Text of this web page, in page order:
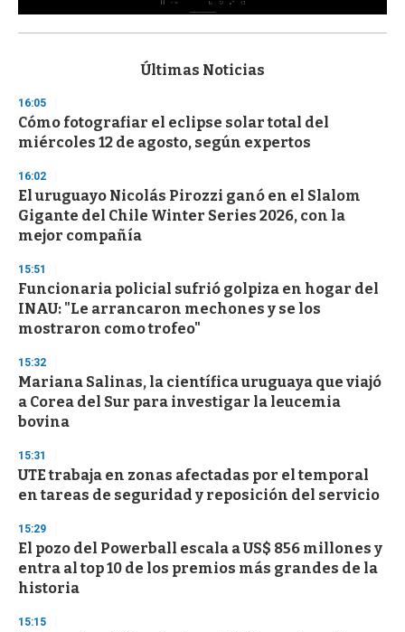
s
d
s
o
f
3
s
e
c
o
d
s
Últimas Noticias
16:05
Cómo fotografiar el eclipse solar total del
miércoles 12 de agosto, según expertos
16:02
El uruguayo Nicolás Pirozzi ganó en el Slalom
Gigante del Chile Winter Series 2026, con la
mejor compañía
15:51
Funcionaria policial sufrió golpiza en hogar del
INAU: "Le arrancaron mechones y se los
mostraron como trofeo"
15:32
Mariana Salinas, la científica uruguaya que viajó
a Corea del Sur para investigar la leucemia
bovina
15:31
UTE trabaja en zonas afectadas por el temporal
en tareas de seguridad y reposición del servicio
15:29
El pozo del Powerball escala a US$ 856 millones y
entra al top 10 de los premios más grandes de la
historia
15:15